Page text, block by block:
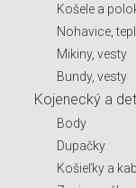
Košele a
Nohavice,
Mikiny, vesty
Bundy, vesty
Kojenecký a
Body
Dupačky
Košieľky a